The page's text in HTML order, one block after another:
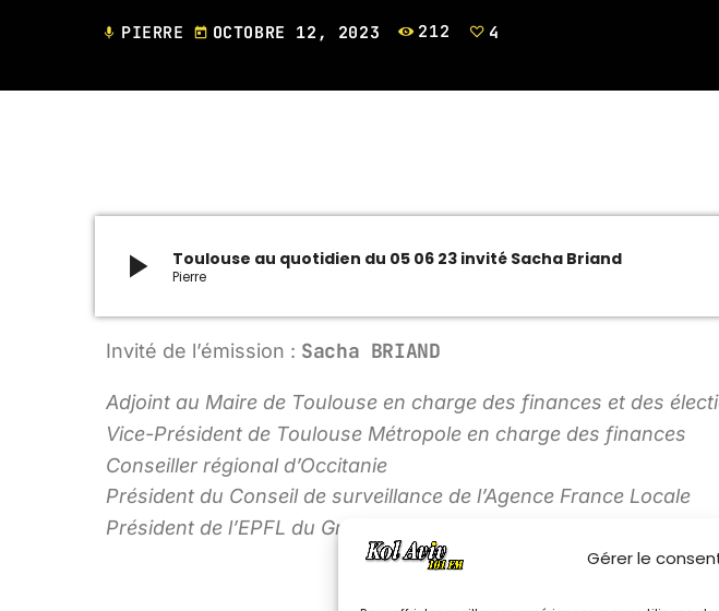
Gérer le
mic PIERRE today OCTOBRE 12, 2023 212 4
play_arrow Toulouse au quotidien du 05 06 23 invité Sacha Briand
Pierre
Invité de l’émission : Sacha BRIAND
Adjoint au Maire de Toulouse en charge des finances et des
Vice-Président de Toulouse Métropole en charge des finances
Conseiller régional d’Occitanie
Président du Conseil de surveillance de l’Agence France Locale
Président de l’EPFL du Grand Toulouse